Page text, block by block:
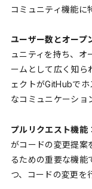
コミュニティ機能に
ユーザー数とオープ
ュニティを持ち、オ
ームとして広く知ら
ェクトがGitHubで
なコミュニケーショ
プルリクエスト機能
がコードの変更提案
るための重要な機能
つ、コードの変更を